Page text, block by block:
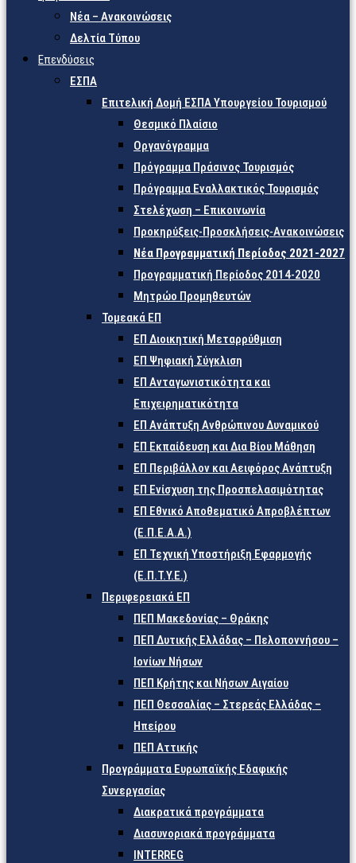
Νέα – Ανακοινώσεις
Δελτία Τύπου
Επενδύσεις
ΕΣΠΑ
Επιτελική Δομή ΕΣΠΑ Υπουργείου Τουρισμού
Θεσμικό Πλαίσιο
Οργανόγραμμα
Πρόγραμμα Πράσινος Τουρισμός
Πρόγραμμα Εναλλακτικός Τουρισμός
Στελέχωση – Επικοινωνία
Προκηρύξεις-Προσκλήσεις-Ανακοινώσεις
Νέα Προγραμματική Περίοδος 2021-2027
Προγραμματική Περίοδος 2014-2020
Μητρώο Προμηθευτών
Τομεακά ΕΠ
ΕΠ Διοικητική Μεταρρύθμιση
ΕΠ Ψηφιακή Σύγκλιση
ΕΠ Ανταγωνιστικότητα και
Επιχειρηματικότητα
ΕΠ Ανάπτυξη Ανθρώπινου Δυναμικού
ΕΠ Εκπαίδευση και Δια Βίου Μάθηση
ΕΠ Περιβάλλον και Αειφόρος Ανάπτυξη
ΕΠ Ενίσχυση της Προσπελασιμότητας
ΕΠ Εθνικό Αποθεματικό Απροβλέπτων
(Ε.Π.Ε.Α.Α.)
ΕΠ Τεχνική Υποστήριξη Εφαρμογής
(Ε.Π.Τ.Υ.Ε.)
Περιφερειακά ΕΠ
ΠΕΠ Μακεδονίας – Θράκης
ΠΕΠ Δυτικής Ελλάδας – Πελοποννήσου –
Ιονίων Νήσων
ΠΕΠ Κρήτης και Νήσων Αιγαίου
ΠΕΠ Θεσσαλίας – Στερεάς Ελλάδας –
Ηπείρου
ΠΕΠ Αττικής
Προγράμματα Ευρωπαϊκής Εδαφικής
Συνεργασίας
Διακρατικά προγράμματα
Διασυνοριακά προγράμματα
INTERREG